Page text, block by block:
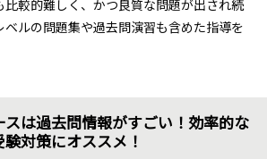
比較的難しく、かつ良質な問題が出され続
ベルの問題集や過去問演習も含めた指導を
は過去問情報がすごい！効率的な
験対策にオススメ！